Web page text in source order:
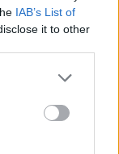
IAB’s List of
it to other
Rusiei:
de...